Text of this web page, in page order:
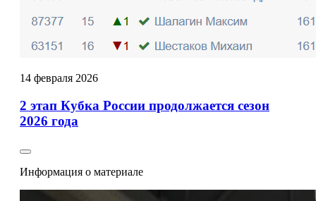
14 февраля 2026
2 этап Кубка России продолжается сезон
2026 года
Информация о материале